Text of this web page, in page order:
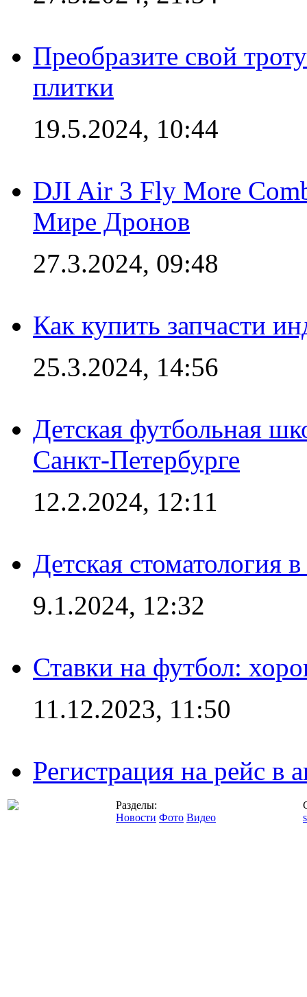
Преобразите свой
плитки
19.5.2024, 10:44
DJI Air 3 Fly More
Мире Дронов
27.3.2024, 09:48
Как купить запчасти
25.3.2024, 14:56
Детская футбольная
Санкт-Петербурге
12.2.2024, 12:11
Детская стоматология
9.1.2024, 12:32
Ставки на футбол:
11.12.2023, 11:50
Регистрация на рейс в
Разделы:
Новости Фото Видео